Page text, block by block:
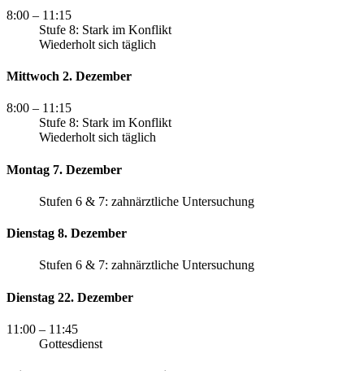
8:00 – 11:15
Stufe 8: Stark im Konflikt
Wiederholt sich täglich
Mittwoch 2. Dezember
8:00 – 11:15
Stufe 8: Stark im Konflikt
Wiederholt sich täglich
Montag 7. Dezember
Stufen 6 & 7: zahnärztliche Untersuchung
Dienstag 8. Dezember
Stufen 6 & 7: zahnärztliche Untersuchung
Dienstag 22. Dezember
11:00 – 11:45
Gottesdienst